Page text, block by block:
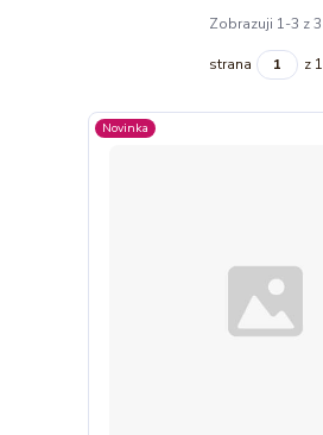
Zobrazuji 1-3 z 3
strana z 1
Novinka